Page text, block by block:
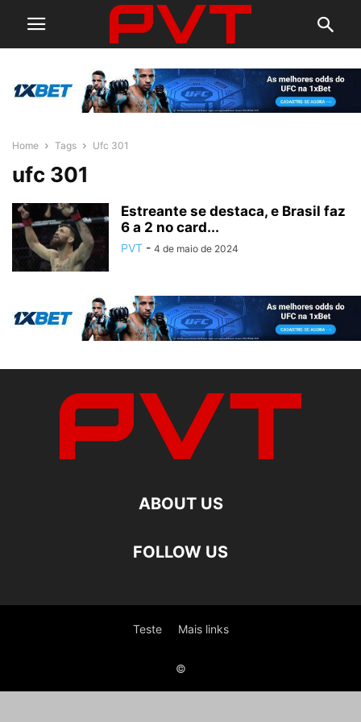
Home Tags Ufc 301
ufc 301
Estreante se destaca, e Brasil faz
6 a 2 no card...
PVT - 4 de maio de 2024
ABOUT US
FOLLOW US
Teste Mais links
©